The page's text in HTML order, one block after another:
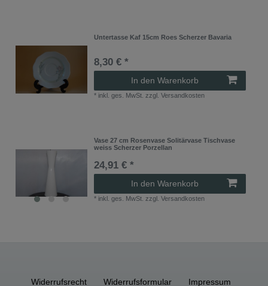
Untertasse Kaf 15cm Roes Scherzer Bavaria
8,30 € *
In den Warenkorb
* inkl. ges. MwSt. zzgl.Versandkosten
Vase 27 cm Rosenvase Solitärvase Tischvase
weiss Scherzer Porzellan
24,91 € *
In den Warenkorb
* inkl. ges. MwSt. zzgl.Versandkosten
Widerrufs­recht Widerrufs­formular Impressum